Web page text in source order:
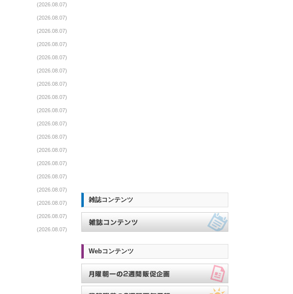
(2026.08.07)
(2026.08.07)
(2026.08.07)
(2026.08.07)
(2026.08.07)
(2026.08.07)
(2026.08.07)
(2026.08.07)
(2026.08.07)
(2026.08.07)
(2026.08.07)
(2026.08.07)
(2026.08.07)
(2026.08.07)
(2026.08.07)
(2026.08.07)
(2026.08.07)
(2026.08.07)
雑誌コンテンツ
Webコンテンツ